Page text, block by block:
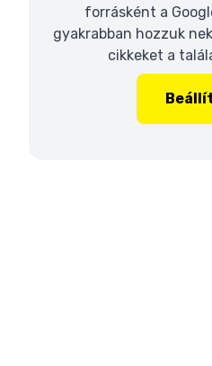
forrásként a
gyakrabban hozzuk
cikkeket a